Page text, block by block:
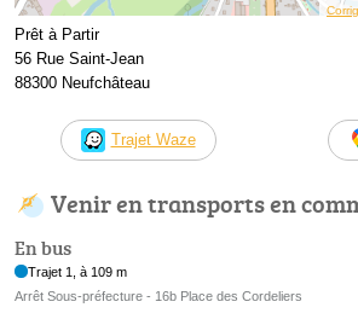
Prêt à Partir
56 Rue Saint-Jean
88300 Neufchâteau
Trajet Waze
Venir en transports en
En bus
Trajet 1, à 109 m
Arrêt Sous-préfecture - 16b Place des Cordeliers